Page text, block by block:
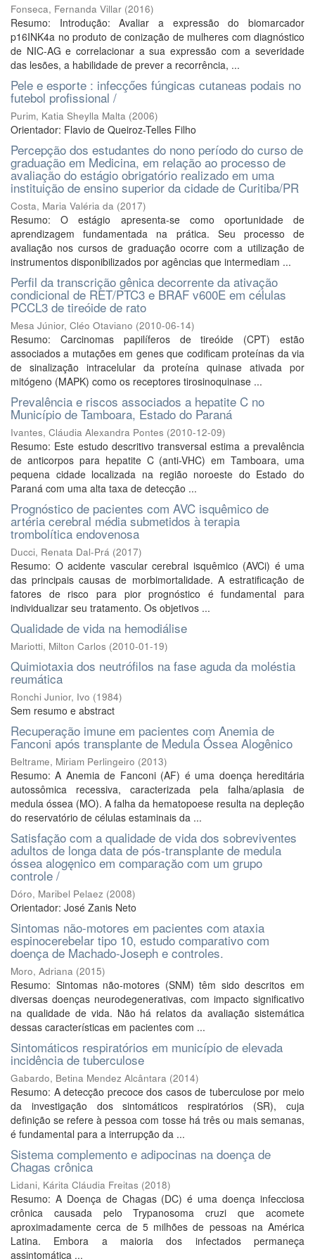
Fonseca, Fernanda Villar (2016)
Resumo: Introdução: Avaliar a expressão do biomarcador
p16INK4a no produto de conização de mulheres com diagnóstico
de NIC-AG e correlacionar a sua expressão com a severidade
das lesões, a habilidade de prever a recorrência, ...
Pele e esporte : infecçőes fúngicas cutaneas podais no
futebol profissional /
Purim, Katia Sheylla Malta (2006)
Orientador: Flavio de Queiroz-Telles Filho
Percepção dos estudantes do nono período do curso de
graduação em Medicina, em relação ao processo de
avaliação do estágio obrigatório realizado em uma
instituição de ensino superior da cidade de Curitiba/PR
Costa, Maria Valéria da (2017)
Resumo: O estágio apresenta-se como oportunidade de
aprendizagem fundamentada na prática. Seu processo de
avaliação nos cursos de graduação ocorre com a utilização de
instrumentos disponibilizados por agências que intermediam ...
Perfil da transcrição gênica decorrente da ativação
condicional de RET/PTC3 e BRAF v600E em células
PCCL3 de tireóide de rato
Mesa Júnior, Cléo Otaviano (2010-06-14)
Resumo: Carcinomas papilíferos de tireóide (CPT) estão
associados a mutações em genes que codificam proteínas da via
de sinalização intracelular da proteína quinase ativada por
mitógeno (MAPK) como os receptores tirosinoquinase ...
Prevalência e riscos associados a hepatite C no
Município de Tamboara, Estado do Paraná
Ivantes, Cláudia Alexandra Pontes (2010-12-09)
Resumo: Este estudo descritivo transversal estima a prevalência
de anticorpos para hepatite C (anti-VHC) em Tamboara, uma
pequena cidade localizada na região noroeste do Estado do
Paraná com uma alta taxa de detecção ...
Prognóstico de pacientes com AVC isquêmico de
artéria cerebral média submetidos à terapia
trombolítica endovenosa
Ducci, Renata Dal-Prá (2017)
Resumo: O acidente vascular cerebral isquêmico (AVCi) é uma
das principais causas de morbimortalidade. A estratificação de
fatores de risco para pior prognóstico é fundamental para
individualizar seu tratamento. Os objetivos ...
Qualidade de vida na hemodiálise
Mariotti, Milton Carlos (2010-01-19)
Quimiotaxia dos neutrófilos na fase aguda da moléstia
reumática
Ronchi Junior, Ivo (1984)
Sem resumo e abstract
Recuperação imune em pacientes com Anemia de
Fanconi após transplante de Medula Óssea Alogênico
Beltrame, Miriam Perlingeiro (2013)
Resumo: A Anemia de Fanconi (AF) é uma doença hereditária
autossômica recessiva, caracterizada pela falha/aplasia de
medula óssea (MO). A falha da hematopoese resulta na depleção
do reservatório de células estaminais da ...
Satisfaçăo com a qualidade de vida dos sobreviventes
adultos de longa data de pós-transplante de medula
óssea alogęnico em comparaçăo com um grupo
controle /
Dóro, Maribel Pelaez (2008)
Orientador: José Zanis Neto
Sintomas não-motores em pacientes com ataxia
espinocerebelar tipo 10, estudo comparativo com
doença de Machado-Joseph e controles.
Moro, Adriana (2015)
Resumo: Sintomas não-motores (SNM) têm sido descritos em
diversas doenças neurodegenerativas, com impacto significativo
na qualidade de vida. Não há relatos da avaliação sistemática
dessas características em pacientes com ...
Sintomáticos respiratórios em município de elevada
incidência de tuberculose
Gabardo, Betina Mendez Alcântara (2014)
Resumo: A detecção precoce dos casos de tuberculose por meio
da investigação dos sintomáticos respiratórios (SR), cuja
definição se refere à pessoa com tosse há três ou mais semanas,
é fundamental para a interrupção da ...
Sistema complemento e adipocinas na doença de
Chagas crônica
Lidani, Kárita Cláudia Freitas (2018)
Resumo: A Doença de Chagas (DC) é uma doença infecciosa
crônica causada pelo Trypanosoma cruzi que acomete
aproximadamente cerca de 5 milhões de pessoas na América
Latina. Embora a maioria dos infectados permaneça
assintomática ...